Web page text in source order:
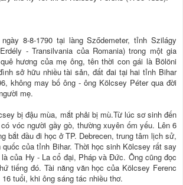
8-8-1790 tại làng Sződemeter, tỉnh Szilágy
- Transilvania của Romania) trong một gia
hương của mẹ ông, tên thời con gái là Bölöni
sở hữu nhiều tài sản, đất đai tại hai tỉnh Bihar
không may bố ông - ông Kölcsey Péter qua đời
mẹ.
bị đậu mùa, mắt phải bị mù.Từ lúc sơ sinh đến
vóc người gầy gò, thường xuyên ốm yếu. Lên 6
bắt đầu đi học ở TP. Debrecen, trung tâm lịch sử,
quốc của tỉnh Bihar. Thời học sinh Kölcsey rất say
của Hy - La cổ đại, Pháp và Đức. Ông cũng đọc
tiếng đó. Tài năng văn học của Kölcsey Ferenc
tuổi, khi ông sáng tác nhiều thơ.